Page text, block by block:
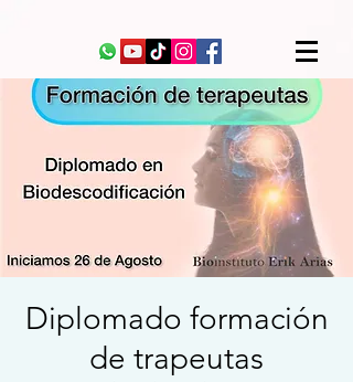
Diplomado formación
de trapeutas